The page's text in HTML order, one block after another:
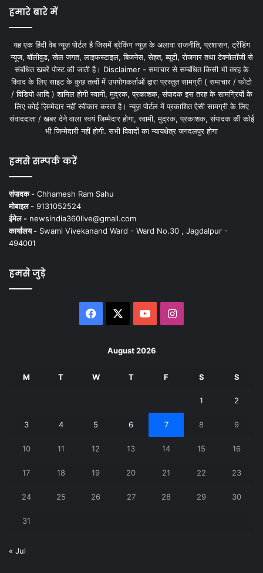
हमारे बारे में
यह एक हिंदी वेब न्यूज़ पोर्टल है जिसमें ब्रेकिंग न्यूज़ के अलावा राजनीति, प्रशासन, ट्रेंडिंग
न्यूज, बॉलीवुड, खेल जगत, लाइफस्टाइल, बिजनेस, सेहत, ब्यूटी, रोजगार तथा टेक्नोलॉजी से
संबंधित खबरें पोस्ट की जाती है। Disclaimer - समाचार से सम्बंधित किसी भी तरह के
विवाद के लिए साइट के कुछ तत्वों में उपयोगकर्ताओं द्वारा प्रस्तुत सामग्री ( समाचार / फोटो
/ विडियो आदि ) शामिल होगी स्वामी, मुद्रक, प्रकाशक, संपादक इस तरह के सामग्रियों के
लिए कोई ज़िम्मेदार नहीं स्वीकार करता है। न्यूज़ पोर्टल में प्रकाशित ऐसी सामग्री के लिए
संवाददाता / खबर देने वाला स्वयं जिम्मेदार होगा, स्वामी, मुद्रक, प्रकाशक, संपादक की कोई
भी जिम्मेदारी नहीं होगी. सभी विवादों का न्यायक्षेत्र जगदलपुर होगा
हमसे सम्पर्क करें
संपादक - Chhamesh Ram Sahu
मोबाइल - 9131052524
ईमेल - newsindia360live@gmail.com
कार्यालय - Swami Vivekanand Ward - Ward No.30 , Jagdalpur -
494001
हमसे जुड़े
Facebook YouTubeInstagram
August 2026
M T W T F S S
1 2
3 4 5 6 7 8 9
10 11 12 13 14 15 16
17 18 19 20 21 22 23
24 25 26 27 28 29 30
31
« Jul